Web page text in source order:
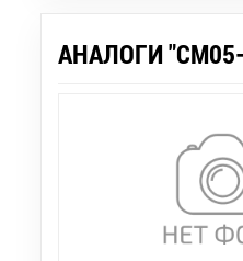
АНАЛОГИ "CM05-